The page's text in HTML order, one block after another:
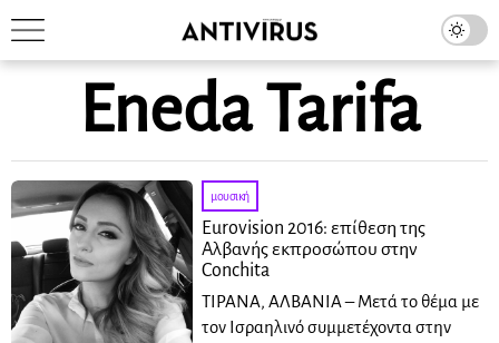
Eneda Tarifa
μουσική
Eurovision 2016: επίθεση της
Αλβανής εκπροσώπου στην
Conchita
ΤΙΡΑΝΑ, ΑΛΒΑΝΙΑ – Μετά το θέμα με
τον Ισραηλινό συμμετέχοντα στην